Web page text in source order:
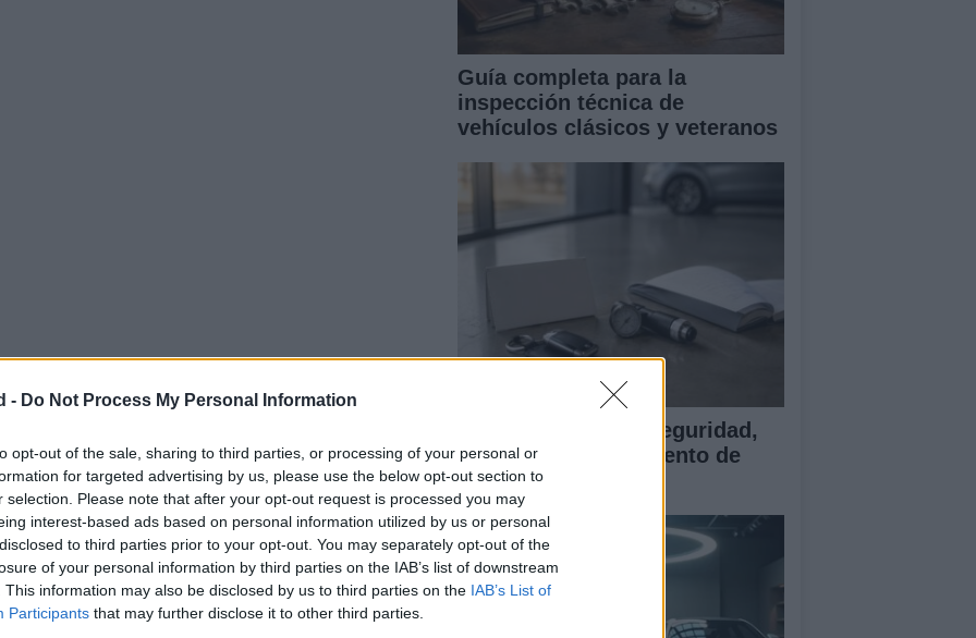
- Do Not Process My Personal Information
opt-out of the sale, sharing to third parties, or processing of your personal or
for targeted advertising by us, please use the below opt-out section to
selection. Please note that after your opt-out request is processed you may
interest-based ads based on personal information utilized by us or personal
to third parties prior to your opt-out. You may separately opt-out of the
of your personal information by third parties on the IAB’s list of downstream
This information may also be disclosed by us to third parties on the IAB’s List of
Participants that may further disclose it to other third parties.
con un par máximo de 191 Nm a 4500 rpm.
en desarrollar su propio sistema de corte
Guía completa para la
inspección técnica de
vehículos clásicos y veteranos
Guía para evaluar seguridad,
garantía y equipamiento de
coches chinos